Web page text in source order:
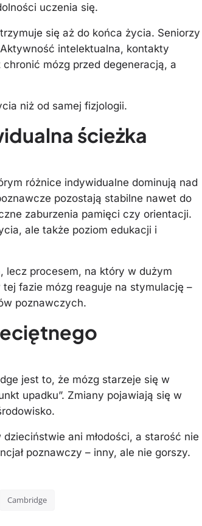
uczenia się.
się aż do końca życia. Seniorzy
intelektualna, kontakty
mózg przed degeneracją, a
niż od samej fizjologii.
ścieżka
różnice indywidualne dominują nad
pozostają stabilne nawet do
zaburzenia pamięci czy orientacji.
ale także poziom edukacji i
lecz procesem, na który w dużym
fazie mózg reaguje na stymulację –
poznawczych.
jest to, że mózg starzeje się w
upadku”. Zmiany pojawiają się w
ani młodości, a starość nie
poznawczy – inny, ale nie gorszy.
Cambridge